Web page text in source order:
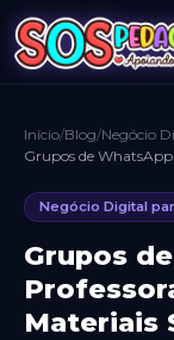
Início/Blog/Negócio
Negócio Digital
Grupos
Materiais